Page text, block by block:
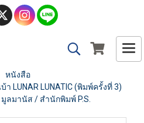
หนังสือ
LUNAR LUNATIC (พิมพ์ครั้งที่ 3)
ลมานัส / สำนักพิมพ์ P.S.